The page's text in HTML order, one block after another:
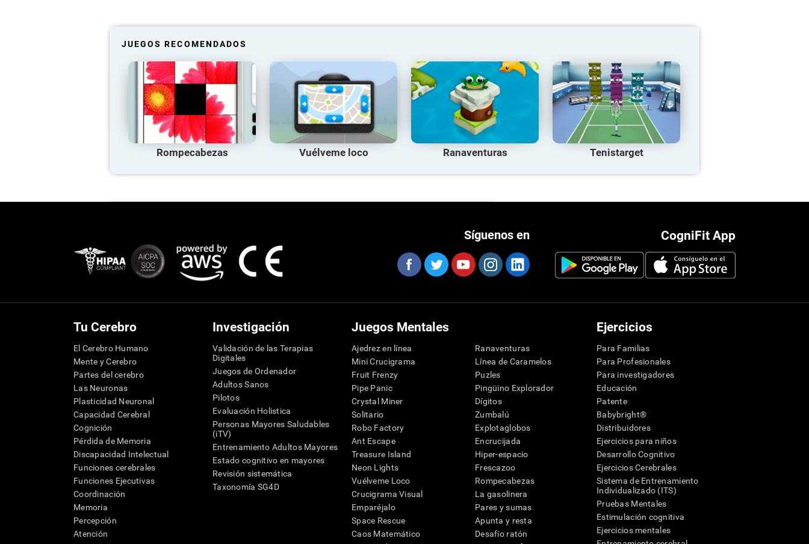
JUEGOS RECOMENDADOS
Rompecabezas Vuélveme loco Ranaventuras Tenistarget
CogniFit App
Síguenos en
Tu Cerebro
El Cerebro Humano
Mente y Cerebro
Partes del cerebro
Las Neuronas
Plasticidad Neuronal
Capacidad Cerebral
Cognición
Pérdida de Memoria
Discapacidad Intelectual
Funciones cerebrales
Funciones Ejecutivas
Coordinación
Memoria
Percepción
Atención
Investigación
Validación de las Terapias
Digitales
Juegos de Ordenador
Adultos Sanos
Pilotos
Evaluación Holistica
Personas Mayores Saludables
(iTV)
Entrenamiento Adultos Mayores
Estado cognitivo en mayores
Revisión sistemática
Taxonomía SG4D
Juegos Mentales
Ajedrez en línea
Mini Crucigrama
Fruit Frenzy
Pipe Panic
Crystal Miner
Solitario
Robo Factory
Ant Escape
Treasure Island
Neon Lights
Vuélveme Loco
Crucigrama Visual
Emparéjalo
Space Rescue
Caos Matemático
Ranaventuras
Línea de Caramelos
Puzles
Pingüino Explorador
Dígitos
Zumbalú
Explotaglobos
Encrucijada
Hiper-espacio
Frescazoo
Rompecabezas
La gasolinera
Pares y sumas
Apunta y resta
Desafío ratón
Ejercicios
Para Familias
Para Profesionales
Para investigadores
Educación
Patente
Babybright®
Distribuidores
Ejercicios para niños
Desarrollo Cognitivo
Ejercicios Cerebrales
Sistema de Entrenamiento
Individualizado (ITS)
Pruebas Mentales
Estimulación cognitiva
Ejercicios mentales